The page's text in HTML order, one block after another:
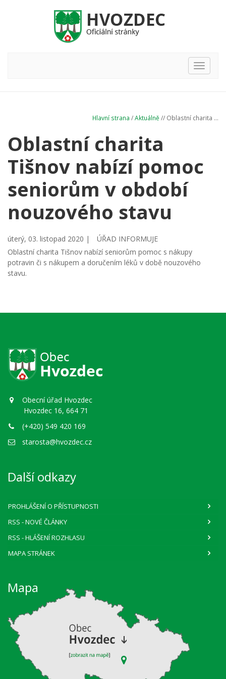
Hlavní
nabídka
Hlavní strana /Aktuálně // Oblastní charita ...
Oblastní charita
Tišnov nabízí pomoc
seniorům v období
nouzového stavu
úterý, 03. listopad 2020 |
ÚŘAD INFORMUJE
Oblastní charita Tišnov nabízí seniorům pomoc s nákupy
potravin či s nákupem a doručením léků v době nouzového
stavu.
Obecní úřad Hvozdec
Hvozdec 16, 664 71
(+420) 549 420 169
starosta@hvozdec.cz
Další odkazy
PROHLÁŠENÍ O PŘÍSTUPNOSTI
RSS - NOVÉ ČLÁNKY
RSS - HLÁŠENÍ ROZHLASU
MAPA STRÁNEK
Mapa